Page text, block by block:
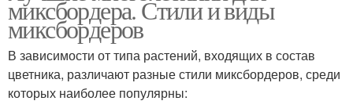
миксбордера. Стили и виды
миксбордеров
В зависимости от типа растений, входящих в состав
цветника, различают разные стили миксбордеров, среди
которых наиболее популярны: